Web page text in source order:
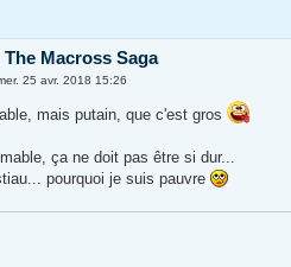
Macross Saga
25 avr. 2018 15:26
mais putain, que c'est gros
ça ne doit pas être si dur...
pourquoi je suis pauvre